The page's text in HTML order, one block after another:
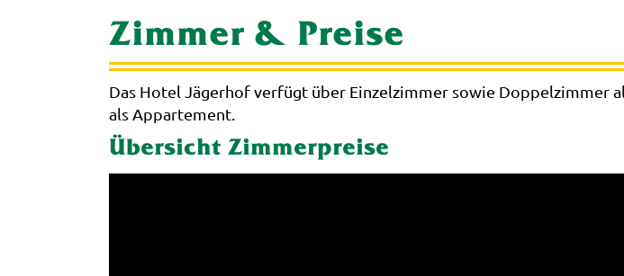
Zimmer & Preise
Das Hotel Jägerhof verfügt über Einzelzimmer sowie Doppelzimmer
als Appartement.
Übersicht Zimmerpreise